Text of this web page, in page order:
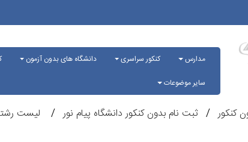
مدارس کنکور سراسری دانشگاه های بدون آزمون
سایر موضوعات
کنکور ثبت نام بدون کنکور دانشگاه پیام نور لیست